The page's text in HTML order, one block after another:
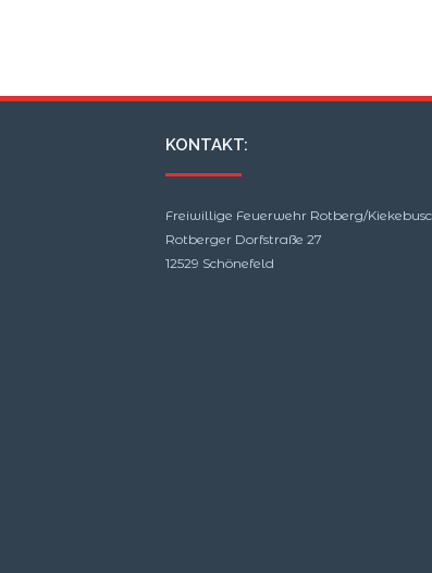
KONTAKT:
Freiwillige Feuerwehr Rotberg/
Rotberger Dorfstraße 27
12529 Schönefeld